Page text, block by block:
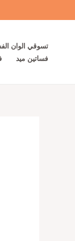
إلى
تسوقي الوان
فساتين ميد